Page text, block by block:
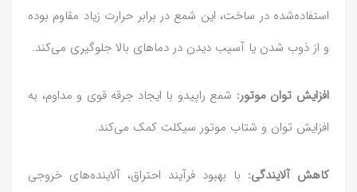
استفاده‌شده در ساخت، این شمع در برابر حرارت زیاد مقاوم بوده
و از ذوب شدن یا آسیب دیدن در دماهای بالا جلوگیری می‌کند.
افزایش توان موتور: شمع راپیدو با ایجاد جرقه قوی و مداوم، به
افزایش توان و شتاب موتور سیکلت کمک می‌کند.
کاهش آلایندگی: با بهبود فرآیند احتراق، آلاینده‌های خروجی